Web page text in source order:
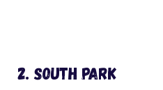
2. South Park